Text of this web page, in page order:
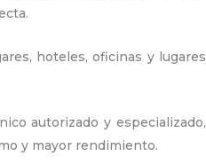
hoteles, oficinas y lugares
autorizado y especializado,
y mayor rendimiento.